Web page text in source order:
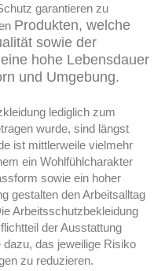
garantieren zu
Produkten, welche
sowie der
hohe Lebensdauer
und Umgebung.
lediglich zum
wurde, sind längst
ist mittlerweile vielmehr
ein Wohlfühlcharakter
sowie ein hoher
gestalten den Arbeitsalltag
Arbeitsschutzbekleidung
der Ausstattung
das jeweilige Risiko
zu reduzieren.